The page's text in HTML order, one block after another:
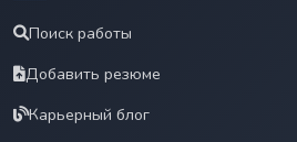
Поиск работы
Добавить резюме
Карьерный блог